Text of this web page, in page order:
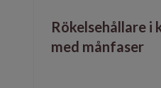
Rökelsehållare i
med månfaser